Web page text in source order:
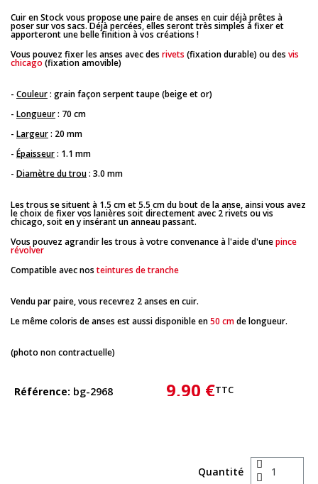
Cuir en Stock vous propose une paire de anses en cuir déjà prêtes à
poser sur vos sacs. Déjà percées, elles seront très simples à fixer et
apporteront une belle finition à vos créations !
Vous pouvez fixer les anses avec des rivets (fixation durable) ou des vis
chicago (fixation amovible)
- Couleur: grain façon serpent taupe (beige et or)
- Longueur: 70 cm
- Largeur: 20 mm
- Épaisseur: 1.1 mm
- Diamètre du trou: 3.0 mm
Les trous se situent à 1.5 cm et 5.5 cm du bout de la anse, ainsi vous avez
le choix de fixer vos lanières soit directement avec 2 rivets ou vis
chicago, soit en y insérant un anneau passant.
Vous pouvez agrandir les trous à votre convenance à l'aide d'unepince
révolver
Compatible avec nosteintures de tranche
Vendu par paire, vous recevrez 2 anses en cuir.
Le même coloris de anses est aussi disponible en50 cmde longueur.
(photo non contractuelle)
Référence bg-2968 9,90 €TTC
Quantité